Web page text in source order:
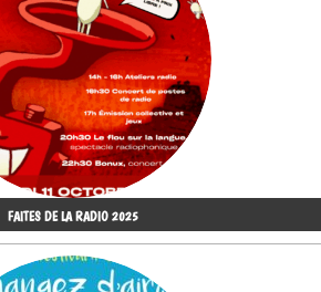
FAITES DE LA RADIO 2025